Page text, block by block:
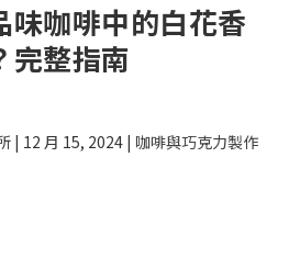
味咖啡中的白花香
完整指南
| 12 月 15, 2024 | 咖啡與巧克力製作